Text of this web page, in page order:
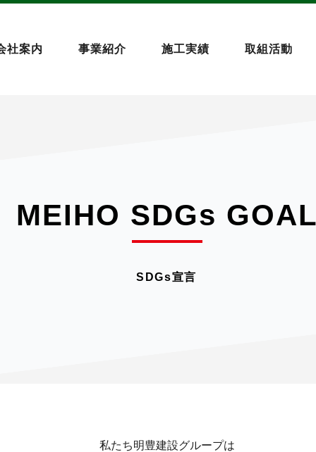
社案内 事業紹介 施工実績 取組活動
MEIHO SDGs GOAL
SDGs宣言
私たち明豊建設グループは